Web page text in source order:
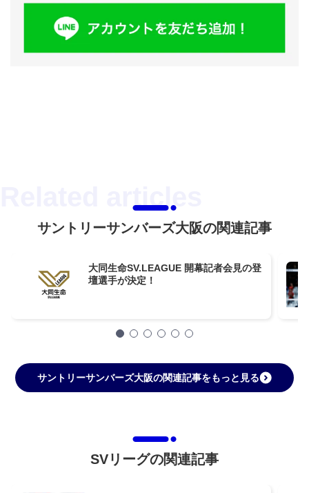
サントリーサンバーズ大阪の関連記事
大同生命SV.LEAGUE 開幕記者会見の登
壇選手が決定！
サントリーサンバーズ大阪の関連記事をもっと見る
SVリーグの関連記事